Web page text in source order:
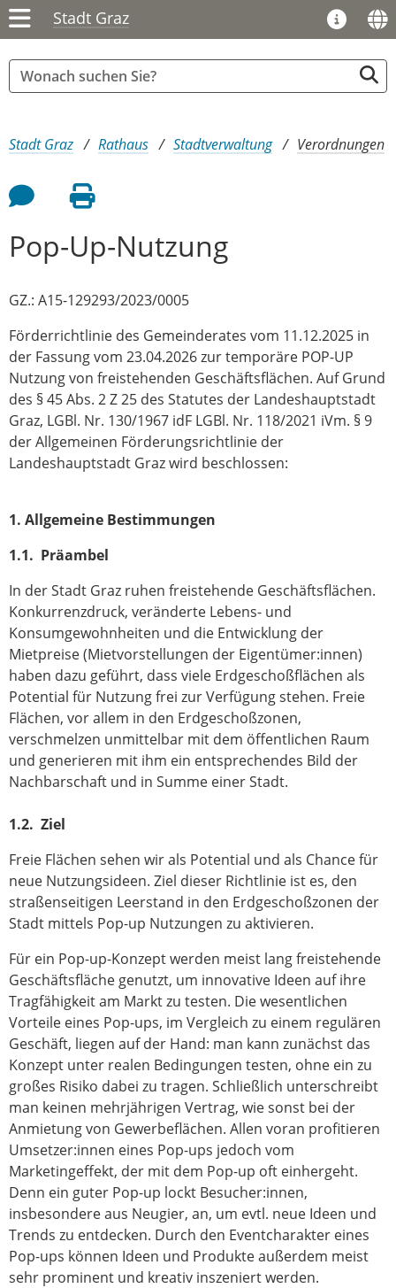
Stadt Graz
Sie sind hier:
Stadt Graz Rathaus Stadtverwaltung Verordnungen
Feedback an Autor
Seite drucken
Pop-Up-Nutzung
GZ.: A15-129293/2023/0005
Förderrichtlinie des Gemeinderates vom 11.12.2025 in
der Fassung vom 23.04.2026 zur temporäre POP-UP
Nutzung von freistehenden Geschäftsflächen. Auf Grund
des § 45 Abs. 2 Z 25 des Statutes der Landeshauptstadt
Graz, LGBl. Nr. 130/1967 idF LGBl. Nr. 118/2021 iVm. § 9
der Allgemeinen Förderungsrichtlinie der
Landeshauptstadt Graz wird beschlossen:
1. Allgemeine Bestimmungen
1.1. Präambel
In der Stadt Graz ruhen freistehende Geschäftsflächen.
Konkurrenzdruck, veränderte Lebens- und
Konsumgewohnheiten und die Entwicklung der
Mietpreise (Mietvorstellungen der Eigentümer:innen)
haben dazu geführt, dass viele Erdgeschoßflächen als
Potential für Nutzung frei zur Verfügung stehen. Freie
Flächen, vor allem in den Erdgeschoßzonen,
verschmelzen unmittelbar mit dem öffentlichen Raum
und generieren mit ihm ein entsprechendes Bild der
Nachbarschaft und in Summe einer Stadt.
1.2. Ziel
Freie Flächen sehen wir als Potential und als Chance für
neue Nutzungsideen. Ziel dieser Richtlinie ist es, den
straßenseitigen Leerstand in den Erdgeschoßzonen der
Stadt mittels Pop-up Nutzungen zu aktivieren.
Für ein Pop-up-Konzept werden meist lang freistehende
Geschäftsfläche genutzt, um innovative Ideen auf ihre
Tragfähigkeit am Markt zu testen. Die wesentlichen
Vorteile eines Pop-ups, im Vergleich zu einem regulären
Geschäft, liegen auf der Hand: man kann zunächst das
Konzept unter realen Bedingungen testen, ohne ein zu
großes Risiko dabei zu tragen. Schließlich unterschreibt
man keinen mehrjährigen Vertrag, wie sonst bei der
Anmietung von Gewerbeflächen. Allen voran profitieren
Umsetzer:innen eines Pop-ups jedoch vom
Marketingeffekt, der mit dem Pop-up oft einhergeht.
Denn ein guter Pop-up lockt Besucher:innen,
insbesondere aus Neugier, an, um evtl. neue Ideen und
Trends zu entdecken. Durch den Eventcharakter eines
Pop-ups können Ideen und Produkte außerdem meist
sehr prominent und kreativ inszeniert werden.